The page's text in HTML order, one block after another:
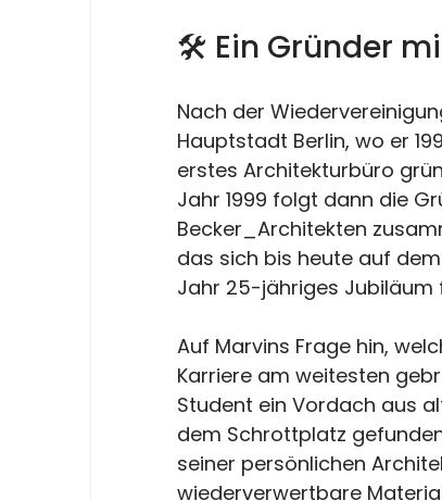
🛠️ Ein Gründer
Nach der
Hauptstadt Berlin, wo er
erstes Architekturbüro
Jahr 1999 folgt dann die
Becker_Architekten
das sich bis heute auf
Jahr 25-jähriges Jubiläum
Auf Marvins Frage hin,
Karriere am weitesten
Student ein Vordach aus
dem Schrottplatz
seiner persönlichen
wiederverwertbare